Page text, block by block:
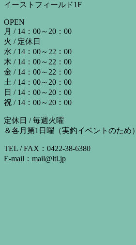
イーストフィールド1F
OPEN
月 / 14：00～20：00
火 / 定休日
水 / 14：00～22：00
木 / 14：00～22：00
金 / 14：00～22：00
土 / 14：00～20：00
日 / 14：00～20：00
祝 / 14：00～20：00
定休日 / 毎週火曜
＆各月第1日曜（実釣イベントのため）
TEL / FAX：0422-38-6380
E-mail：mail@ltl.jp